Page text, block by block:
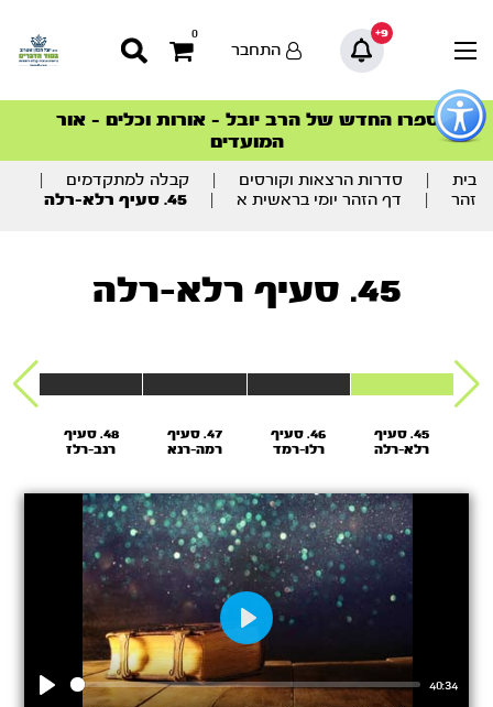
כפתור
לפתיחת
תפריט
9+
0
התחבר
סדרות הפודקאסטים
הסדרה המובילה החודש – דרך המלך
ספרו החדש של הרב יובל – אורות וכלים – אור
המועדים
הצטרפו למהפכת הבריאות הטבעית >
סדרות הפודקאסטים
הסדרה המובילה החודש – דרך המלך
תוכן
מרכזי
בית סדרות הרצאות וקורסים קבלה למתקדמים
זהר
דף הזהר יומי בראשית א 45. סעיף רלא-רלה
45. סעיף רלא-רלה
45. סעיף
רלא-רלה
46. סעיף
רלו-רמד
47. סעיף
רמה-רנא
48. סעיף
רנב-רלז
40:34
Play